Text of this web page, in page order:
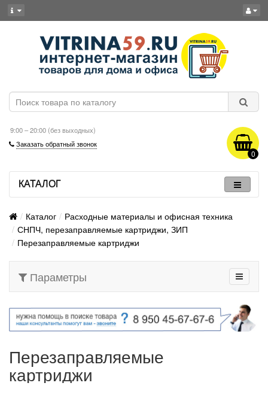
9:00 – 20:00 (без выходных)
Заказать обратный звонок
0
КАТАЛОГ
Каталог
Расходные материалы и офисная техника
СНПЧ, перезаправляемые картриджи, ЗИП
Перезаправляемые картриджи
Параметры
Перезаправляемые
картриджи